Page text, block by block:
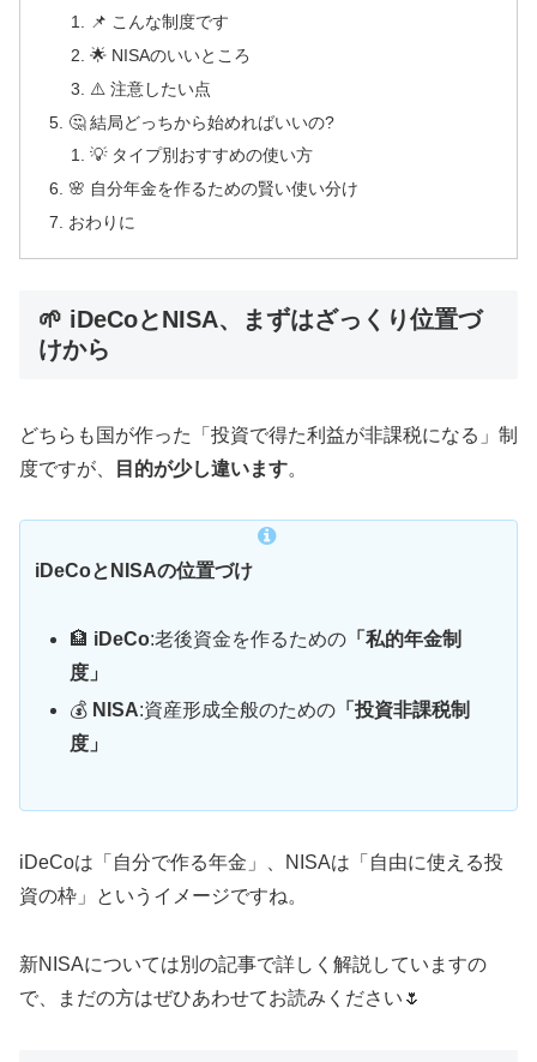
📌 こんな制度です
🌟 NISAのいいところ
⚠️ 注意したい点
🤔 結局どっちから始めればいいの?
💡 タイプ別おすすめの使い方
🌸 自分年金を作るための賢い使い分け
おわりに
🌱 iDeCoとNISA、まずはざっくり位置づ
けから
どちらも国が作った「投資で得た利益が非課税になる」制
度ですが、
目的が少し違います。
iDeCoとNISAの位置づけ
🏦 iDeCo:老後資金を作るための 「私的年金制
度」
💰 NISA:資産形成全般のための 「投資非課税制
度」
iDeCoは「自分で作る年金」、NISAは「自由に使える投
資の枠」というイメージですね。
新NISAについては別の記事で詳しく解説していますの
で、まだの方はぜひあわせてお読みください🌷